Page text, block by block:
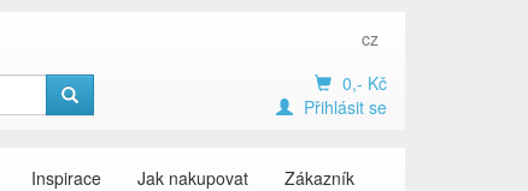
cz
0,- Kč
Přihlásit se
Inspirace Jak nakupovat Zákazník